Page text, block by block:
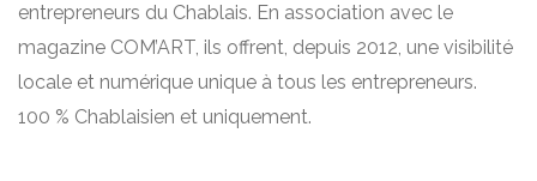
entrepreneurs du Chablais. En association avec le
magazine COM’ART, ils offrent, depuis 2012, une visibilité
locale et numérique unique à tous les entrepreneurs.
100 % Chablaisien et uniquement.